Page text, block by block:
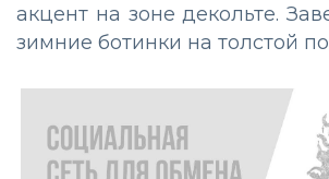
акцент на зоне декольте.
зимние ботинки на толстой